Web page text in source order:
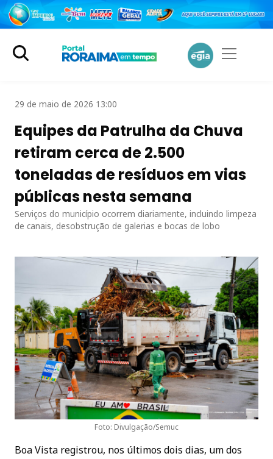
29 de maio de 2026 13:00
Equipes da Patrulha da Chuva
retiram cerca de 2.500
toneladas de resíduos em vias
públicas nesta semana
Serviços do município ocorrem diariamente, incluindo limpeza
de canais, desobstrução de galerias e bocas de lobo
Foto: Divulgação/Semuc
Boa Vista registrou, nos últimos dois dias, um dos